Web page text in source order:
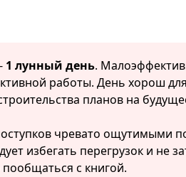
1 лунный день.
работы. День хорош
планов на
чревато ощутимыми
избегать перегрузок и не
с книгой.